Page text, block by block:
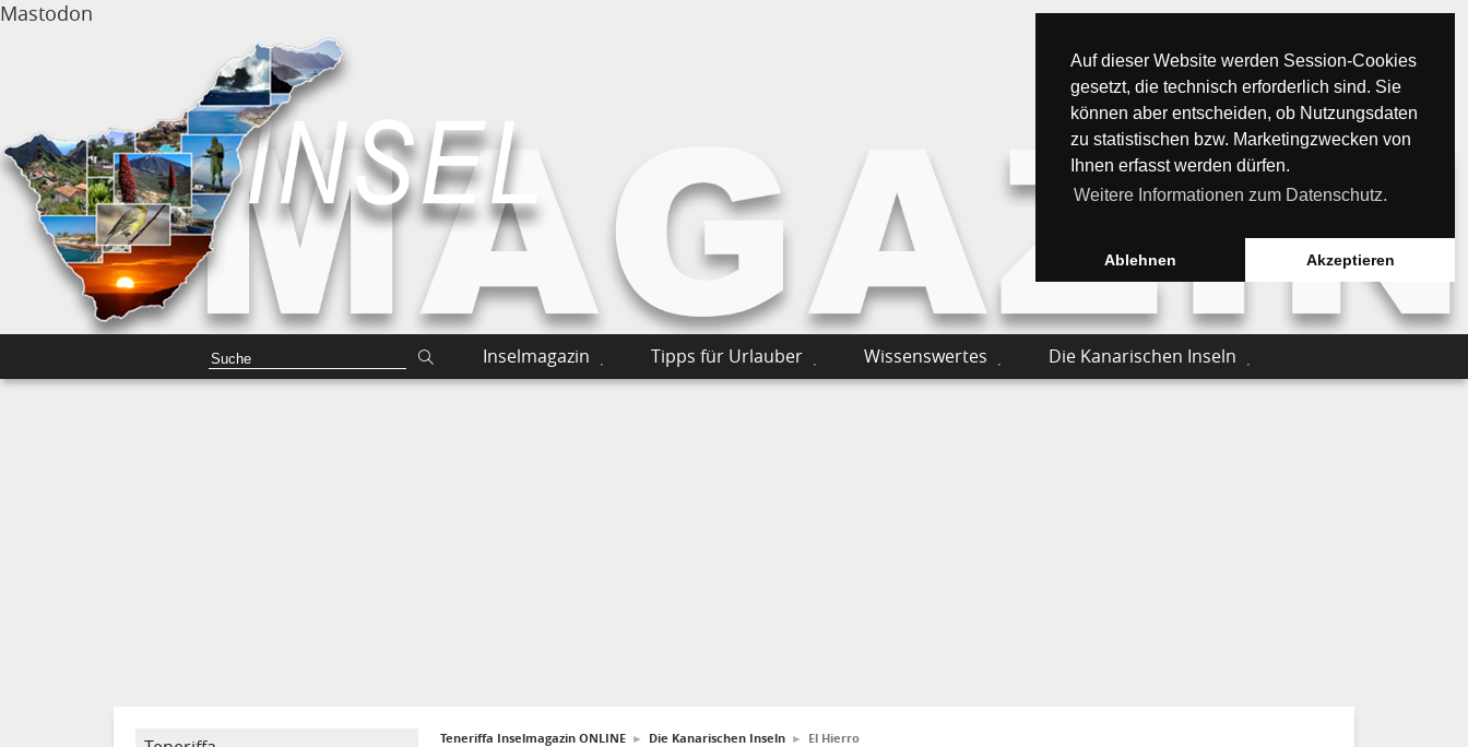
Auf dieser Website werden Session-Cookies
gesetzt, die technisch erforderlich sind. Sie
können aber entscheiden, ob Nutzungsdaten
zu statistischen bzw. Marketingzwecken von
Ihnen erfasst werden dürfen.
Weitere Informationen zum Datenschutz.
Ablehnen Akzeptieren
Mastodon
Inselmagazin Tipps für Urlauber Wissenswertes Die Kanarischen Inseln
Teneriffa Inselmagazin ONLINE ► Die Kanarischen Inseln ► El Hierro